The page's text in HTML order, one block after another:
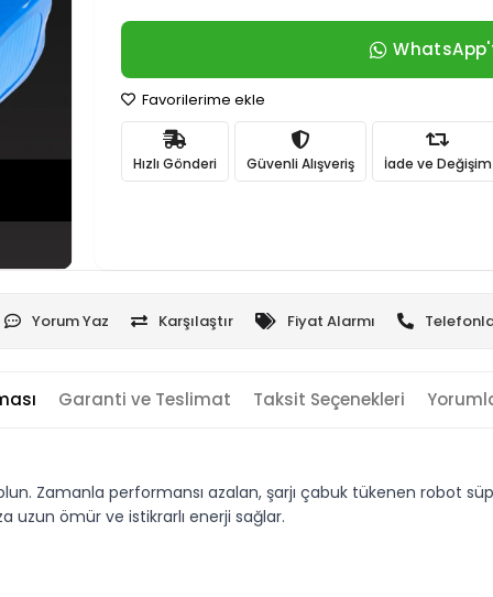
Favorilerime ekle
Hızlı Gönderi Güvenli Alışveriş İade ve Değişim
Yorum Yaz Karşılaştır Fiyat Alarmı
Garanti ve Teslimat Taksit Seçenekleri
Zamanla performansı azalan, şarjı çabuk tükenen robot
uzun ömür ve istikrarlı enerji sağlar.